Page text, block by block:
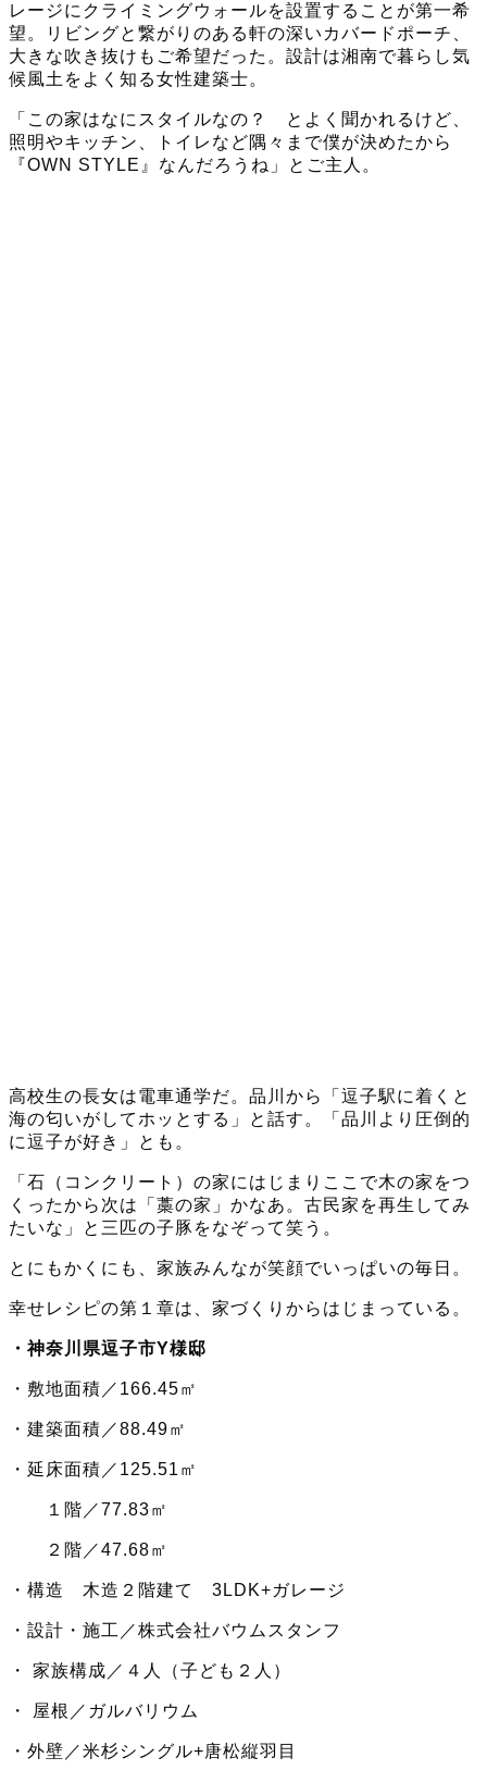
レージにクライミングウォールを設置することが第一希
望。リビングと繋がりのある軒の深いカバードポーチ、
大きな吹き抜けもご希望だった。設計は湘南で暮らし気
候風土をよく知る女性建築士。
「この家はなにスタイルなの？ とよく聞かれるけど、
照明やキッチン、トイレなど隅々まで僕が決めたから
『OWN STYLE』なんだろうね」とご主人。
高校生の長女は電車通学だ。品川から「逗子駅に着くと
海の匂いがしてホッとする」と話す。「品川より圧倒的
に逗子が好き」とも。
「石（コンクリート）の家にはじまりここで木の家をつ
くったから次は「藁の家」かなあ。古民家を再生してみ
たいな」と三匹の子豚をなぞって笑う。
とにもかくにも、家族みんなが笑顔でいっぱいの毎日。
幸せレシピの第１章は、家づくりからはじまっている。
・神奈川県逗子市Y様邸
・敷地面積／166.45㎡
・建築面積／88.49㎡
・延床面積／125.51㎡
１階／77.83㎡
２階／47.68㎡
・構造 木造２階建て 3LDK+ガレージ
・設計・施工／株式会社バウムスタンフ
・ 家族構成／４人（子ども２人）
・ 屋根／ガルバリウム
・外壁／米杉シングル+唐松縦羽目